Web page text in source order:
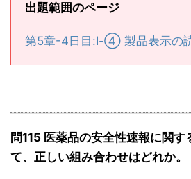
出題範囲のページ
第5章-4日目:Ⅰ-④ 製品表示の
問115 医薬品の安全性速報に関
て、正しい組み合わせはどれか。